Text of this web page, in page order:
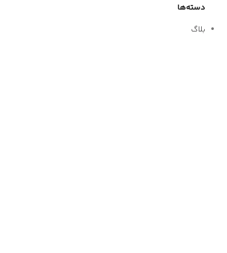
دسته‌ها
بلاگ